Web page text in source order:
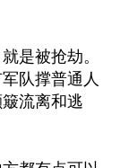
是被抢劫。
队撑普通人
流离和逃